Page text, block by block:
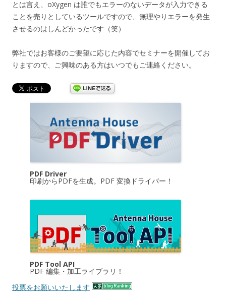
とは言え、oXygen は誰でもエラーのないデータが入力できる
ことを売りとしているツールですので、無理やりエラーを発生
させるのはしんどかったです（笑）
弊社ではお客様のご要望に応じた内容でセミナーを開催してお
りますので、ご興味のある方はいつでもご連絡ください。
PDF Driver
印刷からPDFを生成。PDF 変換ドライバー！
PDF Tool API
PDF 編集・加工ライブラリ！
投票をお願いいたします